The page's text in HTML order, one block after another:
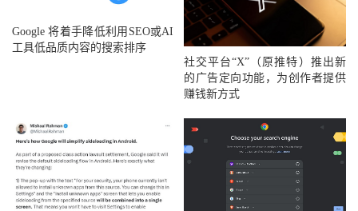
Google 将着手降低利用SEO或AI
工具低品质内容的搜索排序
社交平台“X”（原推特）推出新
的广告定向功能，为创作者提供
赚钱新方式